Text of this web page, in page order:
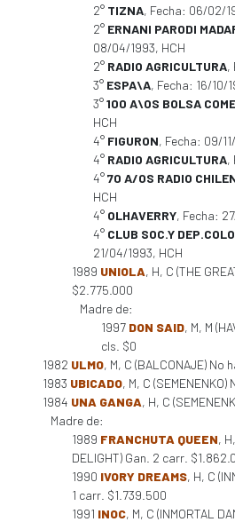
2° TIZNA, Fecha: 06/02/
2° ERNANI PARODI
08/04/1993, HCH
2° RADIO AGRICULTURA,
3° ESPA\A, Fecha: 16/10/
3°100 A\OS BOLSA
HCH
4° FIGURON, Fecha: 09/
4° RADIO AGRICULTURA,
4°70 A/OS RADIO
HCH
4° OLHAVERRY, Fecha:
4° CLUB SOC.Y
21/04/1993, HCH
1989 UNIOLA, H, C (THE
$2.775.000
Madre de:
1997 DON SAID, M, M
cls. $0
1982 ULMO, M, C (BALCONAJE) No
1983 UBICADO, M, C
1984 UNA GANGA, H, C
Madre de:
1989 FRANCHUTA QUEEN,
DELIGHT) Gan. 2 carr.
1990 IVORY DREAMS, H, C
1 carr. $1.739.500
1991 INOC, M, C (INMORTAL